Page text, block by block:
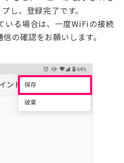
し、登録完了です。
る場合は、一度WiFiの接続
の確認をお願いします。